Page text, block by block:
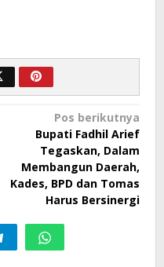
Pos berikutnya
Bupati Fadhil Arief
Tegaskan, Dalam
Membangun Daerah,
Kades, BPD dan Tomas
Harus Bersinergi